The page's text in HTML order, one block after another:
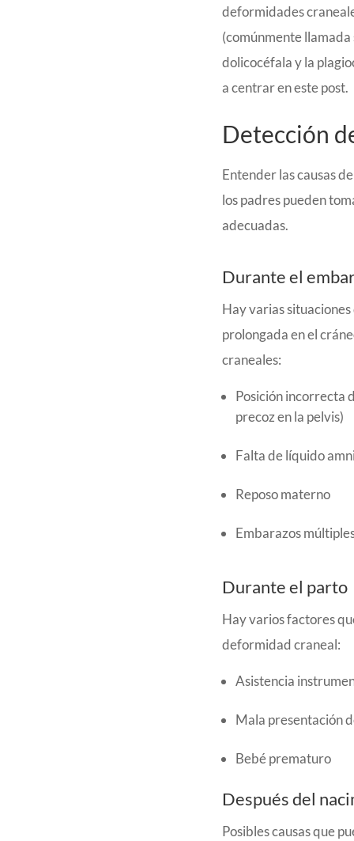
deformidades
(comúnmente
dolicocéfala y la
a centrar en este post.
Detección
Entender las causas
los padres pueden
adecuadas.
Durante el
Hay varias
prolongada en el
craneales:
Posición incorrecta
precoz en la pelvis)
Falta de líquido
Reposo materno
Embarazos
Durante el parto
Hay varios factores
deformidad craneal:
Asistencia
Mala presentación
Bebé prematuro
Después del
Posibles causas que